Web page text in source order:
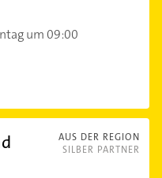
um 09:00
AUS DER REGION
SILBER PARTNER